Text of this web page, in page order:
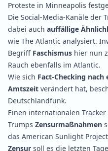
Proteste in Minneapolis
Die Social-Media-Kanäle der
dabei auch auffällige
wie The Atlantic analysiert.
Begriff Faschismus hier nun
Rauch ebenfalls im Atlantic.
Wie sich Fact-Checking nach
Amtszeit verändert hat,
Deutschlandfunk.
Einen internationalen Tracker
Trumps Zensurmaßnahmen
das American Sunlight
Zensur soll es die letzten